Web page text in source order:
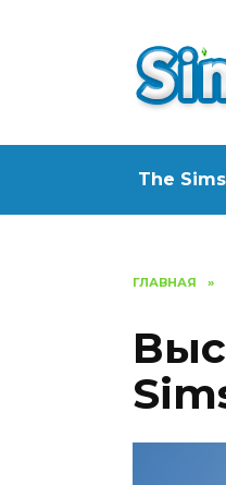
The
ГЛАВНАЯ »